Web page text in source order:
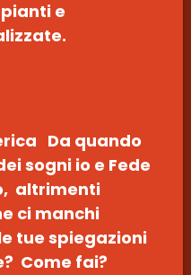
e
Da quando
sogni io e Fede
altrimenti
ci manchi
tue spiegazioni
Come fai?